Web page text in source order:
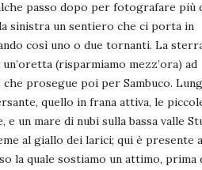
passo dopo per fotografare più
sinistra un sentiero che ci porta in
così uno o due tornanti. La
(risparmiamo mezz’ora) ad
prosegue poi per Sambuco.
quello in frana attiva, le
un mare di nubi sulla bassa valle
al giallo dei larici; qui è presente
la quale sostiamo un attimo, prima